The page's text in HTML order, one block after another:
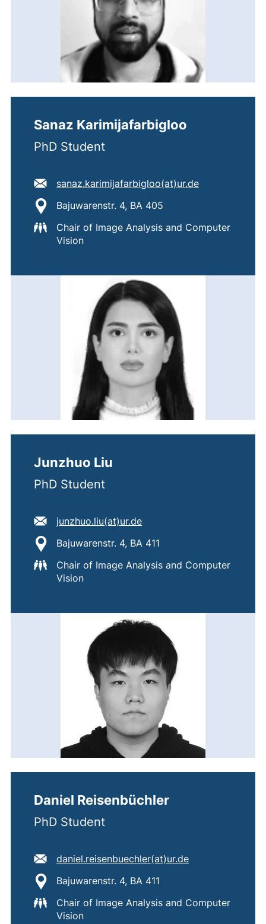
Sanaz Karimijafarbigloo
PhD Student
E-Mail Adresse:
sanaz.karimijafarbigloo​(at)​ur.de(öffnet Ihr E-
Standort:
Bajuwarenstr. 4, BA 405
Chair of Image Analysis and Computer
Vision
Junzhuo Liu
PhD Student
E-Mail Adresse:
junzhuo.liu​(at)​ur.de(öffnet Ihr E-Mail-
Standort:
Bajuwarenstr. 4, BA 411
Chair of Image Analysis and Computer
Vision
Daniel Reisenbüchler
PhD Student
E-Mail Adresse:
daniel.reisenbuechler​(at)​ur.de(öffnet Ihr E-
Standort:
Bajuwarenstr. 4, BA 411
Chair of Image Analysis and Computer
Vision